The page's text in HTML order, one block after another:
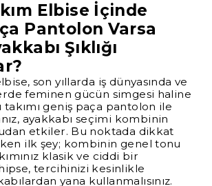
Elbise İçinde
Pantolon Varsa
Şıklığı
son yıllarda iş dünyasında ve
feminen gücün simgesi haline
geniş paça pantolon ile
ayakkabı seçimi kombinin
etkiler. Bu noktada dikkat
ilk şey; kombinin genel tonu
klasik ve ciddi bir
tercihinizi kesinlikle
yana kullanmalısınız.